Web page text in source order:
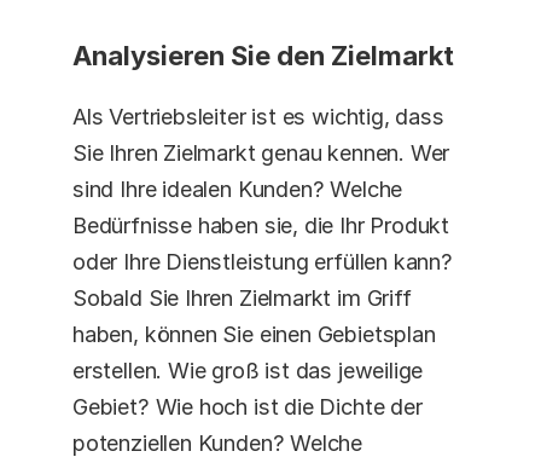
Analysieren Sie den Zielmarkt
Als Vertriebsleiter ist es wichtig, dass
Sie Ihren Zielmarkt genau kennen. Wer
sind Ihre idealen Kunden? Welche
Bedürfnisse haben sie, die Ihr Produkt
oder Ihre Dienstleistung erfüllen kann?
Sobald Sie Ihren Zielmarkt im Griff
haben, können Sie einen Gebietsplan
erstellen. Wie groß ist das jeweilige
Gebiet? Wie hoch ist die Dichte der
potenziellen Kunden? Welche